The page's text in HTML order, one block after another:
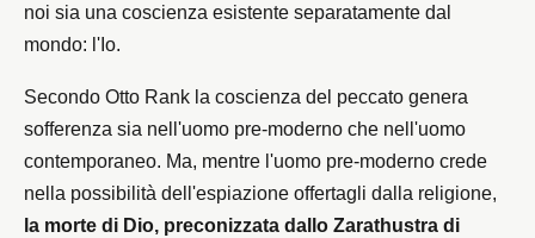
noi sia una coscienza esistente separatamente dal
mondo: l'Io.
Secondo Otto Rank la coscienza del peccato genera
sofferenza sia nell'uomo pre-moderno che nell'uomo
contemporaneo. Ma, mentre l'uomo pre-moderno crede
nella possibilità dell'espiazione offertagli dalla religione,
la morte di Dio, preconizzata dallo Zarathustra di